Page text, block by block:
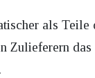
als Teile
Zulieferern